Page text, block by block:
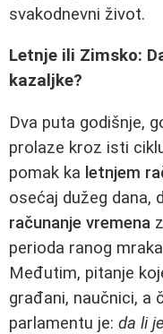
svakodnevni život.
Letnje ili Zimsko:
kazaljke?
Dva puta godišnje,
prolaze kroz isti
pomak ka letnjem
osećaj dužeg dana,
računanje vremena
perioda ranog
Međutim, pitanje
građani, naučnici, a
parlamentu je: da li